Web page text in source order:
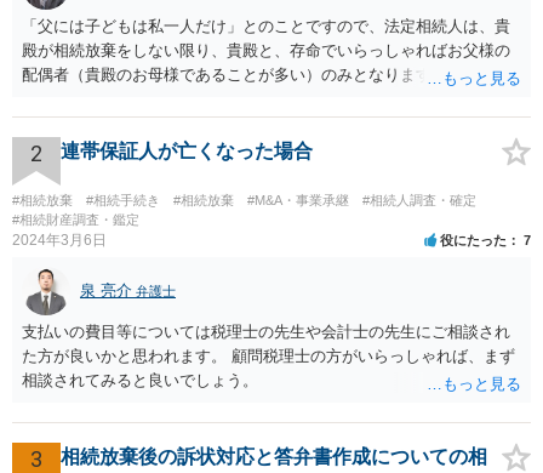
「父には子どもは私一人だけ」とのことですので、法定相続人は、貴
殿が相続放棄をしない限り、貴殿と、存命でいらっしゃればお父様の
配偶者（貴殿のお母様であることが多い）のみとなります。遺言がな
2 連帯保証人が亡くなった場合
#相続放棄 #相続手続き #相続放棄 #M&A・事業承継
#相続人調査・確定
#相続財産調査・鑑定
2024年3月6日 役にたった 7
泉 亮介 弁護士
支払いの費目等については税理士の先生や会計士の先生にご相談され
た方が良いかと思われます。 顧問税理士の方がいらっしゃれば、まず
相談されてみると良いでしょう。
3
相続放棄後の訴状対応と答弁書作成についての相